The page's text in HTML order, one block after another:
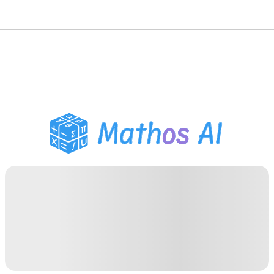
Помощник по домашним
заданиям PDF
Инструменты для